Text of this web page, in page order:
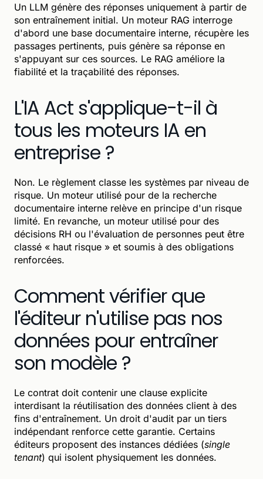
Un LLM génère des réponses uniquement à partir de
son entraînement initial. Un moteur RAG interroge
d'abord une base documentaire interne, récupère les
passages pertinents, puis génère sa réponse en
s'appuyant sur ces sources. Le RAG améliore la
fiabilité et la traçabilité des réponses.
L'IA Act s'applique-t-il à
tous les moteurs IA en
entreprise ?
Non. Le règlement classe les systèmes par niveau de
risque. Un moteur utilisé pour de la recherche
documentaire interne relève en principe d'un risque
limité. En revanche, un moteur utilisé pour des
décisions RH ou l'évaluation de personnes peut être
classé « haut risque » et soumis à des obligations
renforcées.
Comment vérifier que
l'éditeur n'utilise pas nos
données pour entraîner
son modèle ?
Le contrat doit contenir une clause explicite
interdisant la réutilisation des données client à des
fins d'entraînement. Un droit d'audit par un tiers
indépendant renforce cette garantie. Certains
éditeurs proposent des instances dédiées (single
tenant) qui isolent physiquement les données.